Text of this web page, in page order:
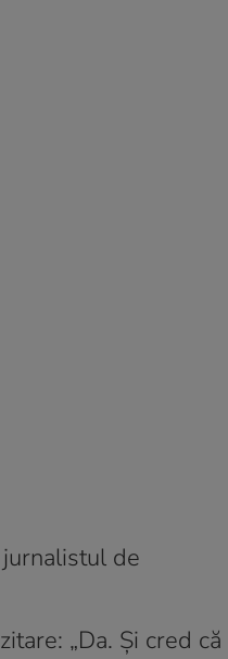
de
„Da. Și cred că